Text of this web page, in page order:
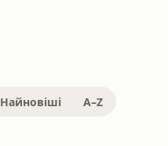
Найновіші A–Z